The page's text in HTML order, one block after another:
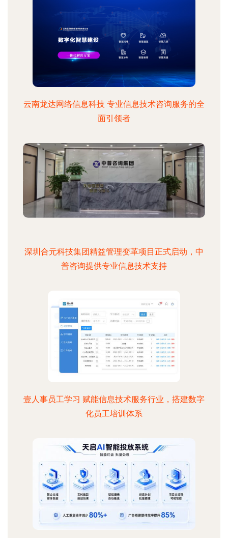
云南龙达网络信息科技 专业信息技术咨询服务的全
面引领者
深圳合元科技集团精益管理变革项目正式启动，中
普咨询提供专业信息技术支持
壹人事员工学习 赋能信息技术服务行业，搭建数字
化员工培训体系